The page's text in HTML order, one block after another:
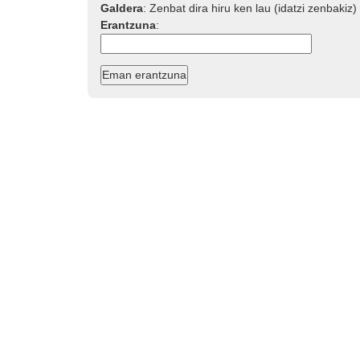
Galdera:Zenbat dira hiru ken lau (idatzi zenbakiz)
Erantzuna: